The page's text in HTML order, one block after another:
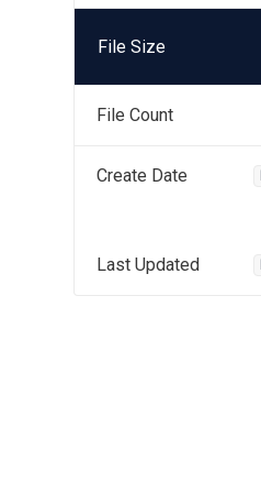
File Size
File Count
Create Date
Last Updated